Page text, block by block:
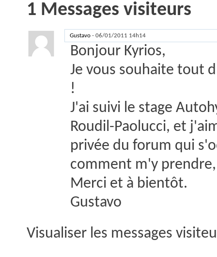
1 Messages visiteurs
Gustavo - 06/01/2011 14h14
Bonjour Kyrios,
Je vous souhaite tout
!
J'ai suivi le stage
Roudil-Paolucci, et
privée du forum qui
comment m'y
Merci et à bientôt.
Gustavo
Visualiser les messages